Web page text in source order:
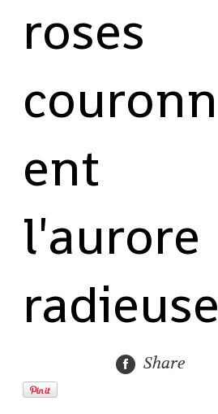
roses
couronn
ent
l'aurore
radieuse
Share